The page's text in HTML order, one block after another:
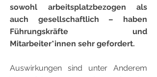
sowohl arbeitsplatzbezogen als
auch gesellschaftlich – haben
Führungskräfte und
Mitarbeiter*innen sehr gefordert.
Auswirkungen sind unter Anderem